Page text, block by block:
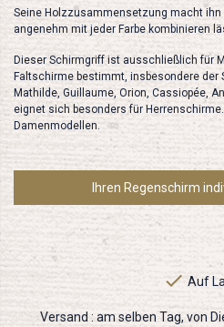
Seine Holzzusammensetzung macht
angenehm mit jeder Farbe kombinieren
Dieser Schirmgriff ist ausschließlich für
Faltschirme bestimmt, insbesondere der
Mathilde, Guillaume, Orion, Cassiopée,
eignet sich besonders für
Damenmodellen.
Ihren Regenschirm
 Auf
Versand : am selben Tag, von